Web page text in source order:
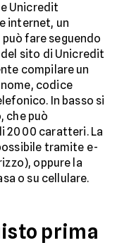
Unicredit
internet, un
può fare seguendo
sito di Unicredit
compilare un
codice
In basso si
che può
2000 caratteri. La
tramite e-
oppure la
o su cellulare.
prima